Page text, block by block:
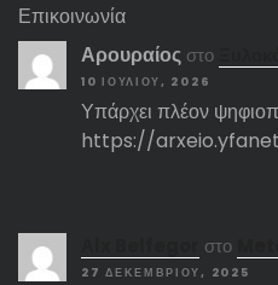
Επικοινωνία
Αρουραίος στο
10 ΙΟΥΛΊΟΥ, 2026
Υπάρχει πλέον
https://
στο
27 ΔΕΚΕΜΒΡΊΟΥ, 2025